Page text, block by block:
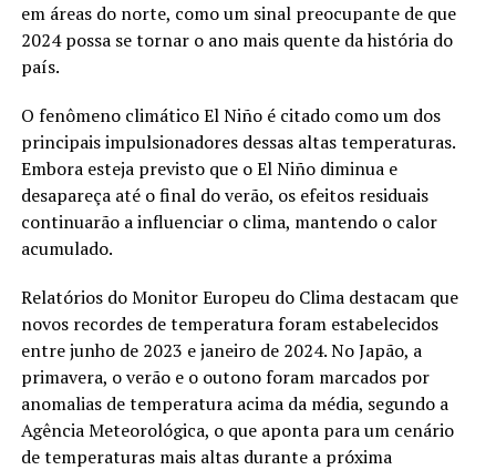
em áreas do norte, como um sinal preocupante de que
2024 possa se tornar o ano mais quente da história do
país.
O fenômeno climático El Niño é citado como um dos
principais impulsionadores dessas altas temperaturas.
Embora esteja previsto que o El Niño diminua e
desapareça até o final do verão, os efeitos residuais
continuarão a influenciar o clima, mantendo o calor
acumulado.
Relatórios do Monitor Europeu do Clima destacam que
novos recordes de temperatura foram estabelecidos
entre junho de 2023 e janeiro de 2024. No Japão, a
primavera, o verão e o outono foram marcados por
anomalias de temperatura acima da média, segundo a
Agência Meteorológica, o que aponta para um cenário
de temperaturas mais altas durante a próxima